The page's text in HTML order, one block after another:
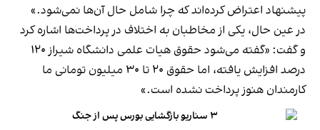
پیشنهاد اعتراض کرده‌اند که چرا شامل حال آن‌ها نمی‌شود.»
در عین حال، یکی از مخاطبان به اختلاف در پرداخت‌ها اشاره کرد
و گفت: «گفته می‌شود حقوق هیات علمی دانشگاه شیراز ۱۲۰
درصد افزایش یافته، اما حقوق ۲۰ تا ۳۰ میلیون تومانی ما
کارمندان هنوز پرداخت نشده است.»
۳ سناریو بازگشایی بورس پس از جنگ